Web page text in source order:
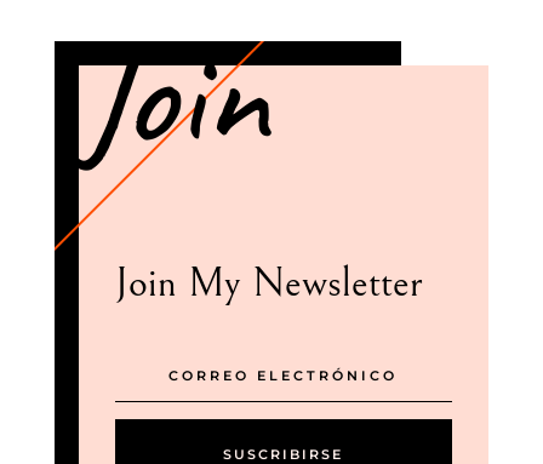
Join
Join My Newsletter
SUSCRIBIRSE